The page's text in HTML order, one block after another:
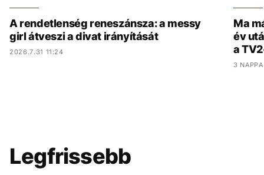
A rendetlenség reneszánsza: a messy
girl átveszi a divat irányítását
2026.7.31 11:24
Ma
év
a
3
Legfrissebb